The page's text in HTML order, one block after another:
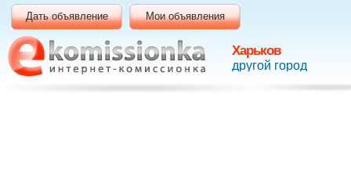
Харьков
другой город
Дать объявление Мои объявления